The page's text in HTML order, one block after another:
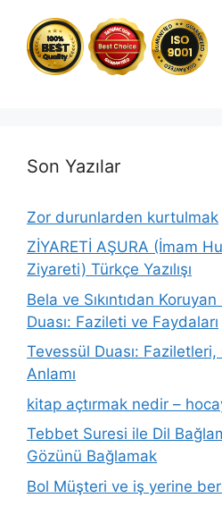
Son Yazılar
Zor durunlarden kurtulmak
ZİYARETİ AŞURA (İmam
Ziyareti) Türkçe Yazılışı
Bela ve Sıkıntıdan
Duası: Fazileti ve Faydaları
Tevessül Duası:
Anlamı
kitap açtırmak nedir –
Tebbet Suresi ile Dil
Gözünü Bağlamak
Bol Müşteri ve iş yerine